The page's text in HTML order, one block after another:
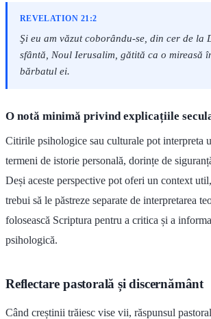
REVELATION 21:2
Şi eu am văzut coborându-se, din cer de la
sfântă, Noul Ierusalim, gătită ca o mireasă
bărbatul ei.
O notă minimă privind explicațiile
Citirile psihologice sau culturale pot interpreta
termeni de istorie personală, dorințe de
Deși aceste perspective pot oferi un context
trebui să le păstreze separate de interpretarea
folosească Scriptura pentru a critica și a
psihologică.
Reflectare pastorală și discernământ
Când creștinii trăiesc vise vii, răspunsul